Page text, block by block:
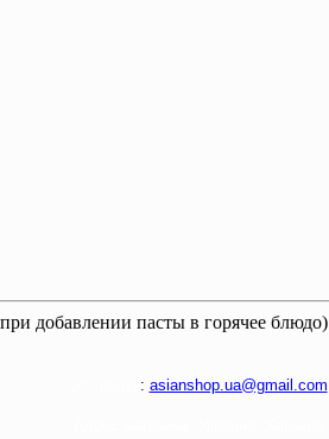
добавлении пасты в горячее блюдо)
: asianshop.ua@gmail.com